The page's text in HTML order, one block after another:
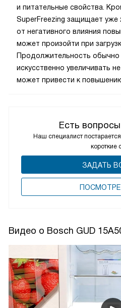
Есть
Наш специалист
короткие
ЗАДАТЬ
и питательные свойства.
SuperFreezing защищает уже
от негативного влияния
может произойти при
Продолжительность обычно
искусственно увеличивать
может привести к
Видео о Bosch GUD